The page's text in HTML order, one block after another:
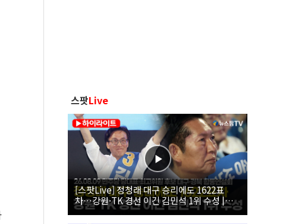
스팟Live
[스팟Live] 정청래 대구 승리에도 1622표
차…강원·TK 경선 이긴 김민석 1위 수성 |
26.08.09 더불어민주당 당대표·최고위원 후